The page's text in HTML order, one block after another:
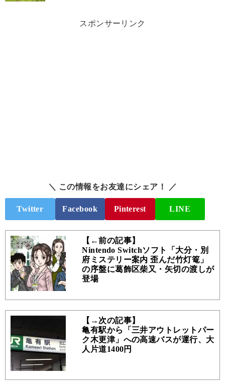
スポンサーリンク
＼ この情報をお友達にシェア！ ／
Twitter Facebook Pinterest LINE
【←前の記事】
Nintendo Switchソフト「大分・別
府ミステリー案内 歪んだ竹灯篭」
の序盤に葛飾区柴又・矢切の渡しが
登場
【→次の記事】
亀有駅から「三井アウトレットパー
ク木更津」への高速バスが運行、大
人片道1400円